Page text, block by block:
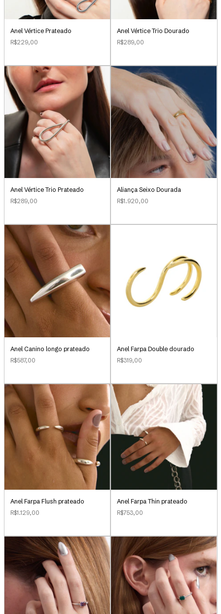
Anel Vértice Prateado
R$229,00
Anel Vértice Trio Dourado
R$289,00
Anel Vértice Trio Prateado
R$289,00
Aliança Seixo Dourada
R$1.920,00
Anel Canino longo prateado
R$587,00
Anel Farpa Double dourado
R$319,00
Anel Farpa Flush prateado
R$1.129,00
Anel Farpa Thin prateado
R$753,00